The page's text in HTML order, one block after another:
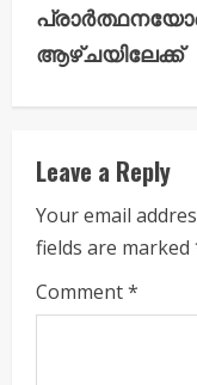
t
i
n
u
e
R
e
ആഴ്ചയിലേക്ക്
Leave a Reply
Your email
fields are marked
Comment*